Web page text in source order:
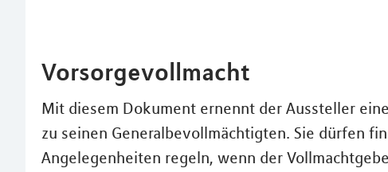
Vorsorgevollmacht
Mit diesem Dokument ernennt der Aussteller
zu seinen Generalbevollmächtigten. Sie dürfen
Angelegenheiten regeln, wenn der